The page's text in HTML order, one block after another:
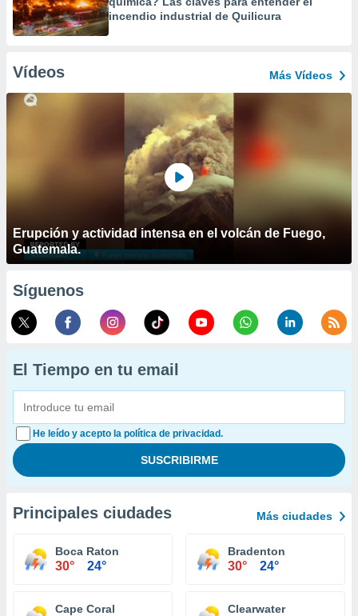
incendio industrial de Quilicura
Vídeos Más Vídeos
Erupción y actividad intensa en el volcán de Fuego,
Guatemala.
Síguenos
El Tiempo en tu email
He leído y acepto la política de privacidad.
Principales ciudades Más ciudades
Boca Raton
30° 24°
Bradenton
30° 24°
Cape Coral Clearwater